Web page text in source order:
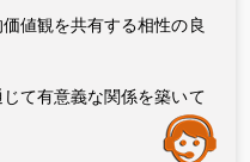
値観を共有する相性の良
て有意義な関係を築いて